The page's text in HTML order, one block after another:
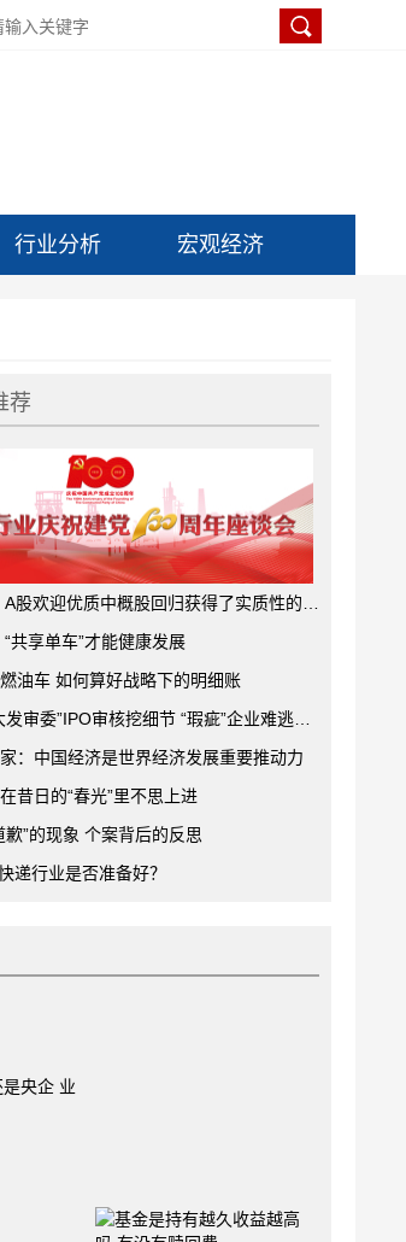
行业分析 宏观经济
荐
股欢迎优质中概股回归获得了实质性的进展
共享单车”才能健康发展
油车 如何算好战略下的明细账
审委”IPO审核挖细节 “瑕疵”企业难逃法眼
：中国经济是世界经济发展重要推动力
昔日的“春光”里不思上进
歉”的现象 个案背后的反思
递行业是否准备好？